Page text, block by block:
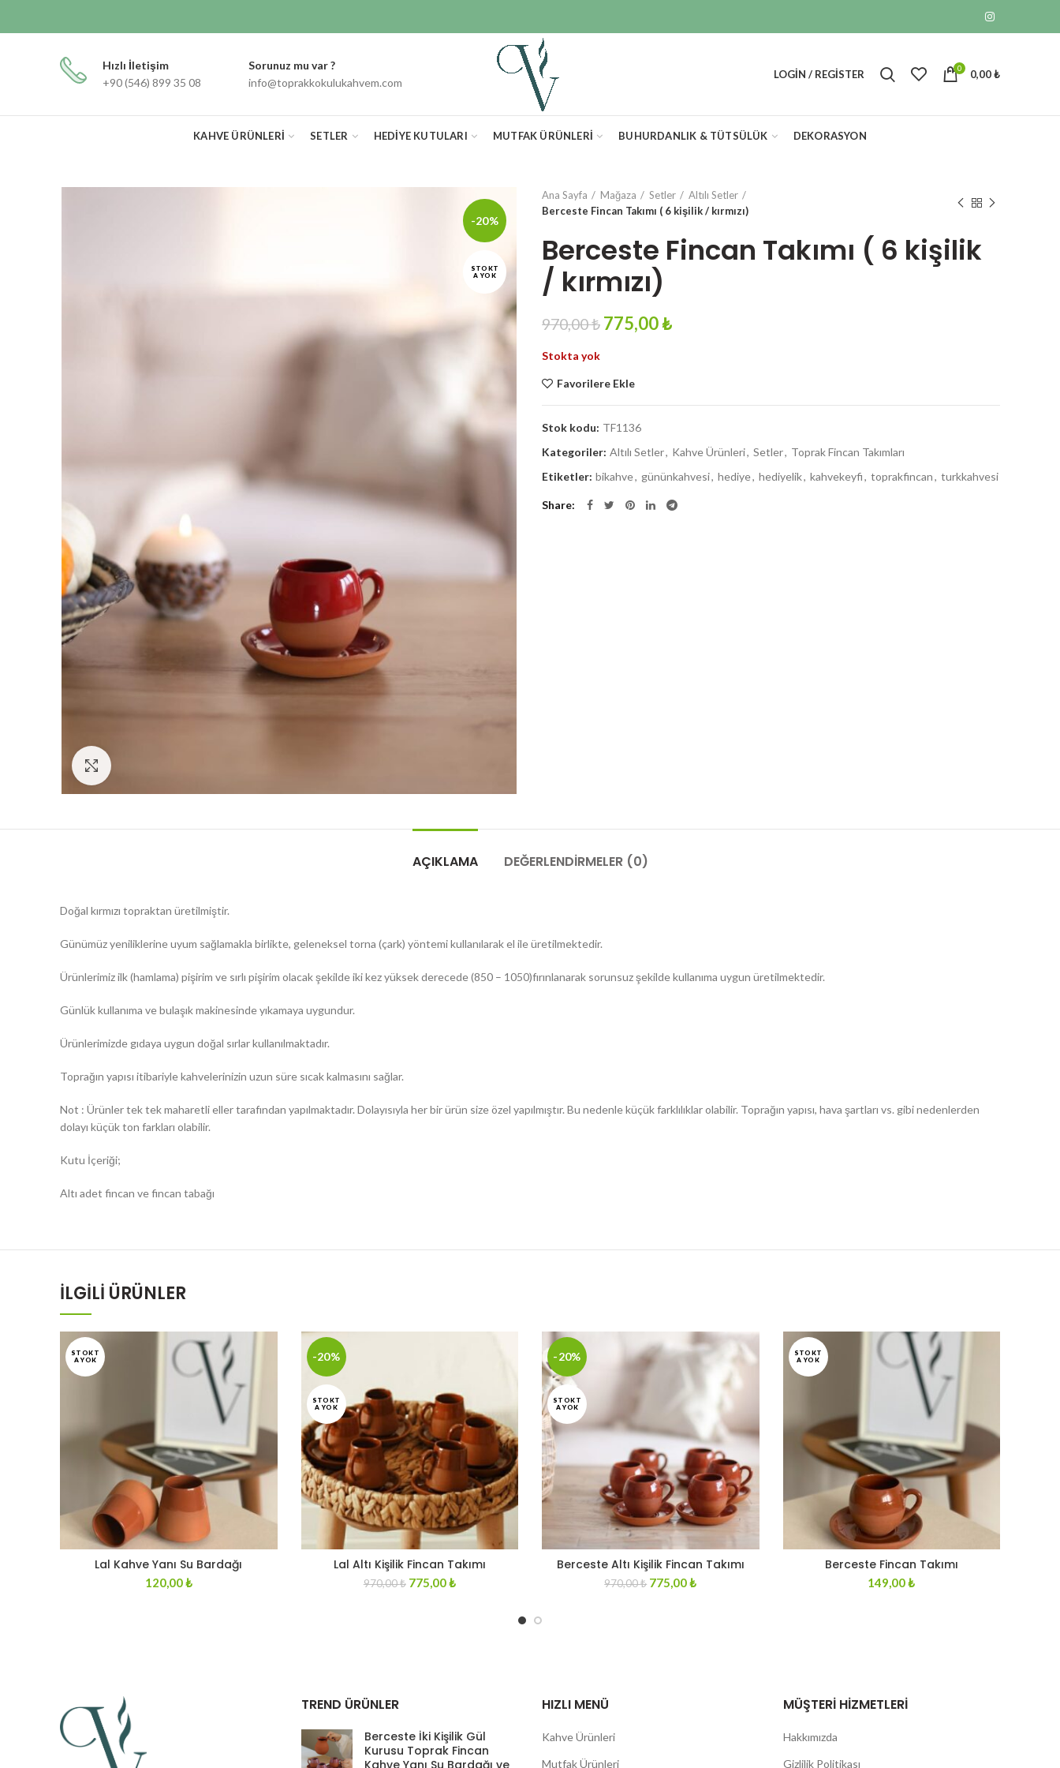
Hızlı İletişim
+90 (546) 899 35 08
Sorunuz mu var ?
info@toprakkokulukahvem.com
LOGIN / REGISTER 0 0,00₺
KAHVE ÜRÜNLERI SETLER HEDIYE KUTULARI MUTFAK ÜRÜNLERI BUHURDANLIK & TÜTSÜLÜK DEKORASYON
-20%
STOKT
A YOK
Ana Sayfa Mağaza Setler
Altılı Setler
Berceste Fincan Takımı ( 6 kişilik / kırmızı)
Berceste Fincan Takımı ( 6 kişilik
/ kırmızı)
970,00₺ Original
970,00 ₺.
775,00₺Current
Stokta yok
Favorilere Ekle
Stok kodu: TF1136
Kategoriler: Altılı Setler, Kahve Ürünleri, Setler, Toprak Fincan Takımları
Etiketler: bikahve, gününkahvesi, hediye, hediyelik, kahvekeyfi, toprakfincan, turkkahvesi
Share
AÇIKLAMA DEĞERLENDIRMELER (0)
Doğal kırmızı topraktan üretilmiştir.
Günümüz yeniliklerine uyum sağlamakla birlikte, geleneksel torna (çark) yöntemi kullanılarak el ile üretilmektedir.
Ürünlerimiz ilk (hamlama) pişirim ve sırlı pişirim olacak şekilde iki kez yüksek derecede (850 – 1050)fırınlanarak sorunsuz şekilde kullanıma uygun üretilmektedir.
Günlük kullanıma ve bulaşık makinesinde yıkamaya uygundur.
Ürünlerimizde gıdaya uygun doğal sırlar kullanılmaktadır.
Toprağın yapısı itibariyle kahvelerinizin uzun süre sıcak kalmasını sağlar.
Not : Ürünler tek tek maharetli eller tarafından yapılmaktadır. Dolayısıyla her bir ürün size özel yapılmıştır. Bu nedenle küçük farklılıklar olabilir. Toprağın yapısı, hava şartları vs. gibi nedenlerden
dolayı küçük ton farkları olabilir.
Kutu İçeriği;
Altı adet fincan ve fincan tabağı
İLGILI ÜRÜNLER
STOKT
A YOK
Lal Kahve Yanı Su Bardağı
120,00₺
-20%
STOKT
A YOK
Lal Altı Kişilik Fincan Takımı
970,00₺ Original
775,00₺Current
-20%
STOKT
A YOK
Berceste Altı Kişilik Fincan Takımı
970,00₺ Original
775,00₺Current
STOKT
A YOK
Berceste Fincan Takımı
149,00₺
TREND ÜRÜNLER
Berceste İki Kişilik Gül
Kurusu Toprak Fincan
Kahve Yanı Su Bardağı ve
HIZLI MENÜ
Kahve Ürünleri
Mutfak Ürünleri
MÜŞTERI HIZMETLERI
Hakkımızda
Gizlilik Politikası